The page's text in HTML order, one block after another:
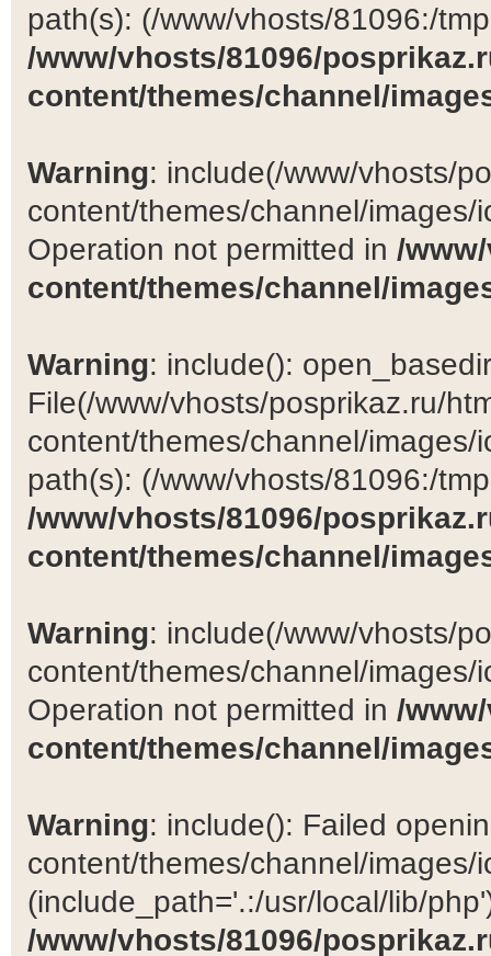
path(s): (/www/vhosts/81096:/
/www/vhosts/81096/
content/themes/channel/
Warning: include(/www/vhosts/
content/themes/channel/
Operation not permitted in /
content/themes/channel/
Warning: include():
File(/www/vhosts/posprikaz.ru/
content/themes/channel/
path(s): (/www/vhosts/81096:/
/www/vhosts/81096/
content/themes/channel/
Warning: include(/www/vhosts/
content/themes/channel/
Operation not permitted in /
content/themes/channel/
Warning: include(): Failed
content/themes/channel/images/
(include_path='.:/usr/local/lib/
/www/vhosts/81096/